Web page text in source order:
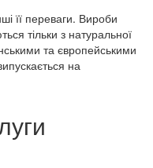
її переваги. Вироби
тільки з натуральної
та європейськими
на